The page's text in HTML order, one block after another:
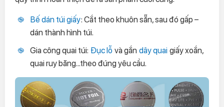
Bế dán túi giấy: Cắt theo khuôn sẵn, sau đó gấp –
dán thành hình túi.
Gia công quai túi: Đục lỗ và gắn dây quai giấy xoắn,
quai ruy băng...theo đúng yêu cầu.